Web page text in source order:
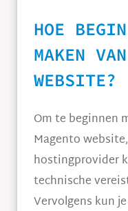
HOE
MAKEN
WEBSITE?
Om te beginnen
Magento
hostingprovider
technische
Vervolgens kun